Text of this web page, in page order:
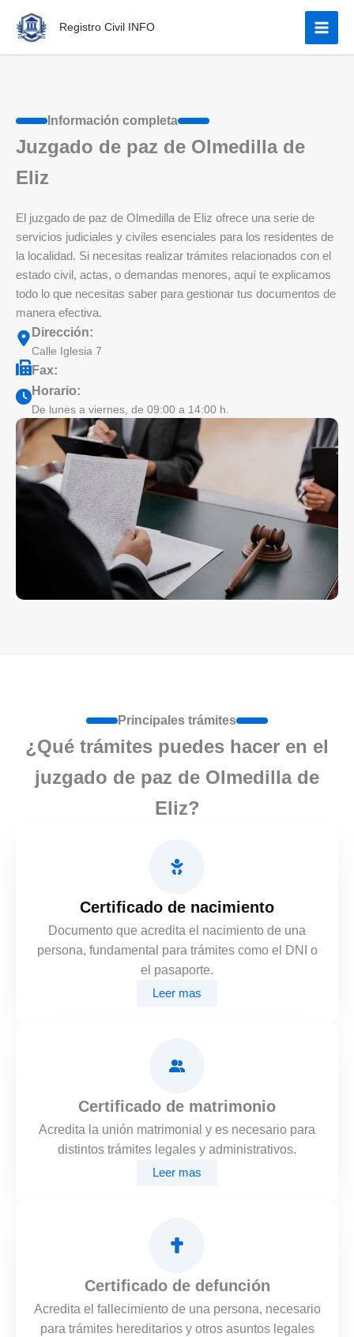
contenido
Registro Civil INFO
Información completa
Juzgado de paz de Olmedilla de
Eliz
El juzgado de paz de Olmedilla de Eliz ofrece una serie de
servicios judiciales y civiles esenciales para los residentes de
la localidad. Si necesitas realizar trámites relacionados con el
estado civil, actas, o demandas menores, aquí te explicamos
todo lo que necesitas saber para gestionar tus documentos de
manera efectiva.
Dirección:
Calle Iglesia 7
Fax:
Horario:
De lunes a viernes, de 09:00 a 14:00 h.
Principales trámites
¿Qué trámites puedes hacer en el
juzgado de paz de Olmedilla de
Eliz?
Certificado de nacimiento
Documento que acredita el nacimiento de una
persona, fundamental para trámites como el DNI o
el pasaporte.
Leer mas
Certificado de matrimonio
Acredita la unión matrimonial y es necesario para
distintos trámites legales y administrativos.
Leer mas
Certificado de defunción
Acredita el fallecimiento de una persona, necesario
para trámites hereditarios y otros asuntos legales